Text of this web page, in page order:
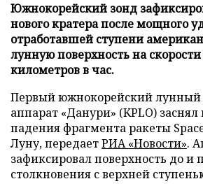
Южнокорейский зонд
нового кратера после мощного
отработавшей ступени
лунную поверхность на
километров в час.
Первый южнокорейский лунный
аппарат «Данури» (KPLO) заснял
падения фрагмента ракеты
Луну, передаетРИА «Новости».
зафиксировал поверхность до и
столкновения с верхней